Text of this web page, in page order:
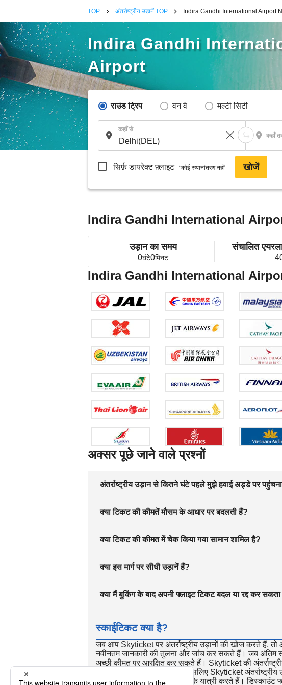
TOP अंतर्राष्ट्रीय उड़ानें TOP Indira Gandhi International Airport
Indira Gandhi
Airport
राउंड ट्रिप वन वे मल्टी सिटी
कहाँ से
कहाँ
सिर्फ़ डायरेक्ट फ़्लाइट *कोई स्थानांतरण नहीं खोजें
Indira Gandhi International
उड़ान का समय
0घंटे0मिनट
संचालित
Indira Gandhi International
अक्सर पूछे जाने वाले प्रश्नों
अंतर्राष्ट्रीय उड़ान से कितने घंटे पहले मुझे हवाई अड्डे पर पहुंचना
क्या टिकट की कीमतें मौसम के आधार पर बदलती हैं?
क्या टिकट की कीमत में चेक किया गया सामान शामिल है?
क्या इस मार्ग पर सीधी उड़ानें हैं?
क्या मैं बुकिंग के बाद अपनी फ्लाइट टिकट बदल या रद्द कर
स्काईटिकट क्या है?
जब आप Skyticket पर अंतर्राष्ट्रीय उड़ानों की खोज करते हैं, तो
नवीनतम जानकारी की तुलना और जांच कर सकते हैं। जब अंतिम
अच्छी कीमत पर आरक्षित कर सकते हैं। Skyticket की
तेज़ खोज गति का दावा करती है, इसलिए Skyticket
Skyticket का उपयोग दुनिया भर के यात्री करते हैं। डिस्काउंट